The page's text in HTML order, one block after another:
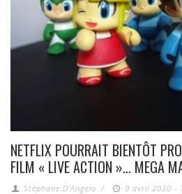
NETFLIX POURRAIT BIENTÔT
FILM « LIVE ACTION »… MEGA
Stéphane D'Angelo / 9 avril 2020 -